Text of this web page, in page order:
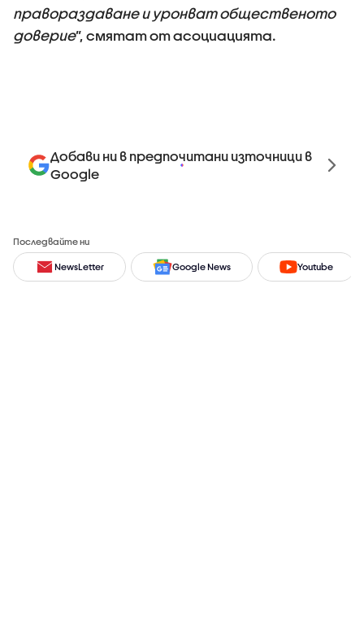
правораздаване и уронват общественото
доверие”, смятат от асоциацията.
Добави ни в предпочитани източници в
Google
Последвайте ни
NewsLetter Google News Youtube